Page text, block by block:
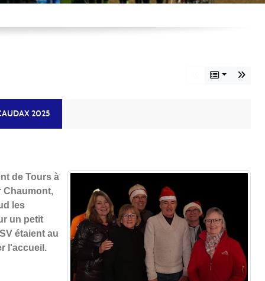
2025
de Tours à
Chaumont,
les
un petit
étaient au
l'accueil.